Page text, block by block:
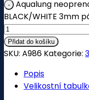
Aqualung
BLACK/WHITE 3mm
Přidat do košíku
SKU: A986 Kategorie:
Popis
Velikostní